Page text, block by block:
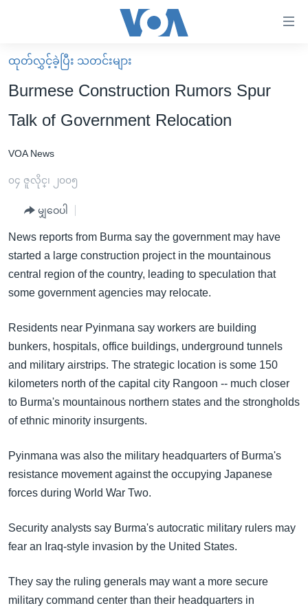
လွယ်ကူ
စေ
သည့်
များ
ပင်မ
ကျော်
ကြည့်
ရန်
ပင်မ
ညွန်း
စာမျက်နှာ
သို့
ကျော်
ကြည့်
ရန်
ရန်
နေရာ
သို့
ရန်
မူလစာမျက်နှာ
မြန်မာ
ကမ္ဘာ့သတင်းများ
အစ္စရေး-ပါလက်စတိုင်း
အင်္ဂလိပ်စာလေ့လာမယ်
အမေရိကန်သုံးအီဒီယံ
မကြေးမုံရဲ့ အင်္ဂလိပ်စာ
ရုပ်ရှင်ထဲက အင်္ဂလိပ်စာ
အပတ်စဉ်ကဏ္ဍများ
ရေဒီယို
တီဗွီ
ရေဒီယိုနှင့်ရုပ်သံ အချက်အလက်များ
ရေဒီယို/တီဗွီအစီအစဉ်
Learning English
ဗွီအိုအေ လူမှုကွန်ယက်များ
ထုတ်လွှင့်ခဲ့ပြီး သတင်းများ
Burmese Construction Rumors Spur
Talk of Government Relocation
VOA News
၀၄ ဇူလိုင္၊ ၂၀၀၅
မျှဝေပါ
News reports from Burma say the government may have
started a large construction project in the mountainous
central region of the country, leading to speculation that
some government agencies may relocate.
Residents near Pyinmana say workers are building
bunkers, hospitals, office buildings, underground tunnels
and military airstrips. The strategic location is some 150
kilometers north of the capital city Rangoon -- much closer
to Burma's mountainous northern states and the strongholds
of ethnic minority insurgents.
Pyinmana was also the military headquarters of Burma's
resistance movement against the occupying Japanese
forces during World War Two.
Security analysts say Burma's autocratic military rulers may
fear an Iraq-style invasion by the United States.
They say the ruling generals may want a more secure
military command center than their headquarters in